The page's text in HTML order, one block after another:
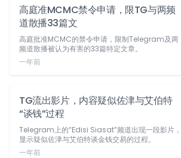
高庭准MCMC禁令申请，限TG与两频
道散播33篇文
高庭批准MCMC的禁令申请，限制Telegram及两
频道散播被认为有害的33篇特定文章。
一年前
TG流出影片，内容疑似佐津与艾伯特
“谈钱”过程
Telegram上的“Edisi Siasat”频道出现一段影片，
显示疑似佐津与艾伯特谈金钱交易的过程。
一年前